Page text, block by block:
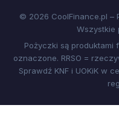
© 2026 CoolFinance.pl –
Wszystkie
Pożyczki są produktami
oznaczone. RRSO =
Sprawdź KNF i UOKiK w